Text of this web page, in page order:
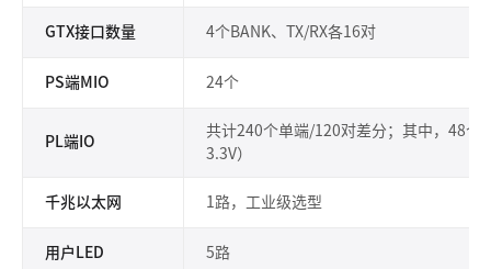
GTX接口数量 4个BANK、TX/RX各16对
PS端MIO 24个
PL端IO
共计240个单端/120对差分；其中，48个
3.3V）
千兆以太网 1路，工业级选型
用户LED 5路